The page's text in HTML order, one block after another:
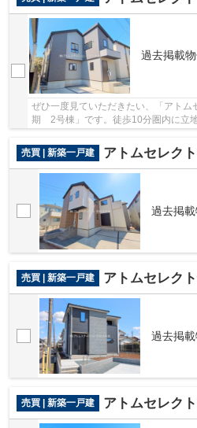
過去掲載
ぜひ一度見ていただきたい、「アトム
期 2号棟」です。徒歩10分圏内に立
だわり条件でいただく新築戸建ての物
売買 | 新築一戸建
アトムセレクト千葉市
過去掲
売買 | 新築一戸建 アトムセレクト千葉市花
過去掲
売買 | 新築一戸建 アトムセレクト